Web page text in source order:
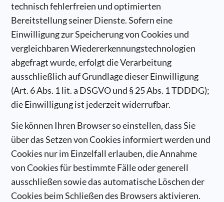
technisch fehlerfreien und optimierten
Bereitstellung seiner Dienste. Sofern eine
Einwilligung zur Speicherung von Cookies und
vergleichbaren Wiedererkennungstechnologien
abgefragt wurde, erfolgt die Verarbeitung
ausschließlich auf Grundlage dieser Einwilligung
(Art. 6 Abs. 1 lit. a DSGVO und § 25 Abs. 1 TDDDG);
die Einwilligung ist jederzeit widerrufbar.
Sie können Ihren Browser so einstellen, dass Sie
über das Setzen von Cookies informiert werden und
Cookies nur im Einzelfall erlauben, die Annahme
von Cookies für bestimmte Fälle oder generell
ausschließen sowie das automatische Löschen der
Cookies beim Schließen des Browsers aktivieren.